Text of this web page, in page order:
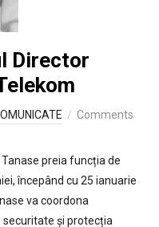
Director
Comments
preia funcția de
începând cu 25 ianuarie
va coordona
și protecția